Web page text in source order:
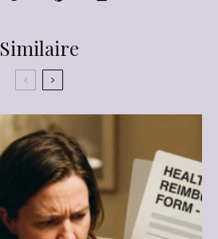
Similaire